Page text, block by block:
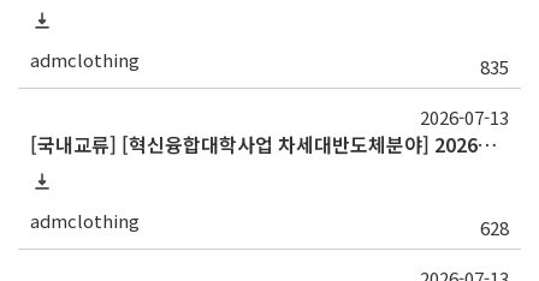
admclothing 835
[국내교류] [혁신융합대학사업 차세대반도체분야] 2026학년도 중앙대학교 2학기 교류 수학 안내
admclothing 628
2026-07-13